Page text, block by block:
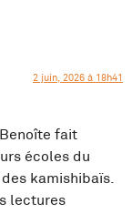
2 juin, 2026 à 18h41
fait
écoles du
kamishibaïs.
lectures